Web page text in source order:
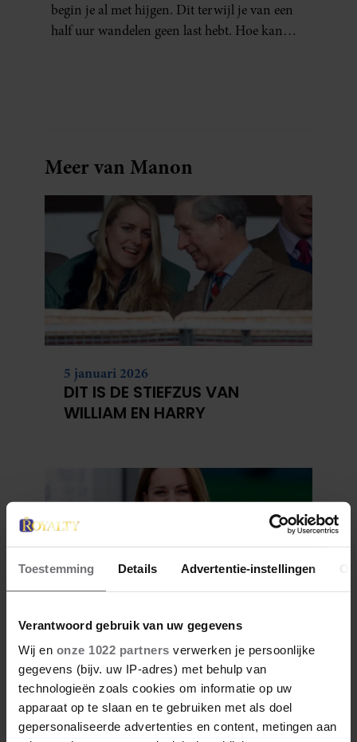
Toestemming Details Advertentie-instellingen
Verantwoord gebruik van uw gegevens
Wij en onze 1022 partners verwerken je persoonlijke
gegevens (bijv. uw IP-adres) met behulp van
technologieën zoals cookies om informatie op uw
apparaat op te slaan en te gebruiken met als doel
gepersonaliseerde advertenties en content, metingen aan
begin je al met hijgen. Dit terwijl je van een
half uur wandelen geen last hebt. Hoe kan
Meer van Manon
5 januari 2026
DIT IS DE STIEFZUS VAN
WILLIAM EN HARRY
4 januari 2026
ZO ZAG CATHERINE
MIDDLETON ERUIT TOEN ZE
MODEL WAS